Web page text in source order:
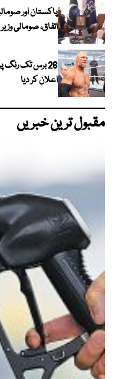
پاکستان اور
اتفاق، صومالی وزیر
26 برس تک رنگ
اعلان کر دیا
مقبول ترین خبریں